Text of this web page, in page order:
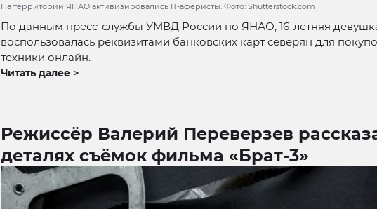
На территории ЯНАО активизировались IT-аферисты. Фото: Shutterstock.com
По данным пресс-службы УМВД России по ЯНАО, 16-летняя
воспользовалась реквизитами банковских карт северян для
техники онлайн.
Читать далее >
Режиссёр Валерий Переверзев
деталях съёмок фильма «Брат-3»